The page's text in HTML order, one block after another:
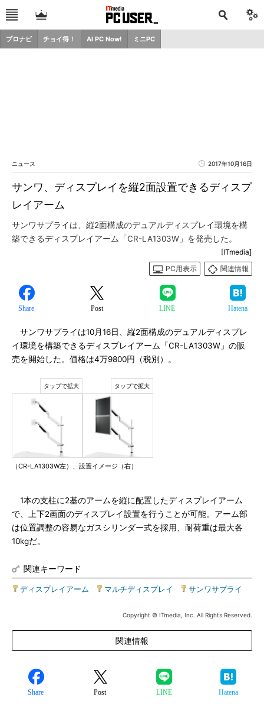
プロナビ チョイ得！ AI PC Now! ミニPC
ニュース 2017年10月16日
サンワ、ディスプレイを縦2面設置できるディスプ
レイアーム
サンワサプライは、縦2面構成のデュアルディスプレイ環境を構
築できるディスプレイアーム「CR-LA1303W」を発売した。
[ITmedia]
PC用表示
関連情報
Share Post LINE Hatena
サンワサプライは10月16日、縦2面構成のデュアルディスプレ
イ環境を構築できるディスプレイアーム「CR-LA1303W」の販
売を開始した。価格は4万9800円（税別）。
（CR-LA1303W左）、設置イメージ（右）
1本の支柱に2基のアームを縦に配置したディスプレイアーム
で、上下2画面のディスプレイ設置を行うことが可能。アーム部
は位置調整の容易なガスシリンダー式を採用、耐荷重は最大各
10kgだ。
関連キーワード
ディスプレイアーム マルチディスプレイ サンワサプライ
Copyright © ITmedia, Inc. All Rights Reserved.
関連情報
Share Post LINE Hatena